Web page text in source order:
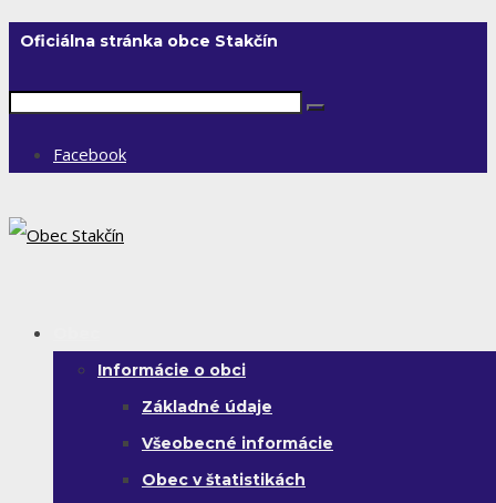
Oficiálna stránka obce Stakčín
Facebook
Informácie o obci
Základné údaje
Všeobecné informácie
Obec v štatistikách